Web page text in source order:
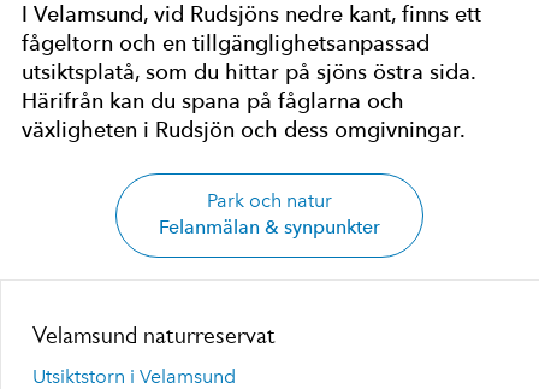
I Velamsund, vid Rudsjöns nedre kant, finns ett
fågeltorn och en tillgänglighetsanpassad
utsiktsplatå, som du hittar på sjöns östra sida.
Härifrån kan du spana på fåglarna och
växligheten i Rudsjön och dess omgivningar.
Park och natur
Felanmälan & synpunkter
Velamsund naturreservat
Utsiktstorn i Velamsund